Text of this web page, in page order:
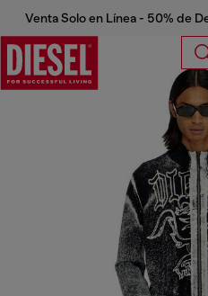
Venta Solo en Línea - 50% de